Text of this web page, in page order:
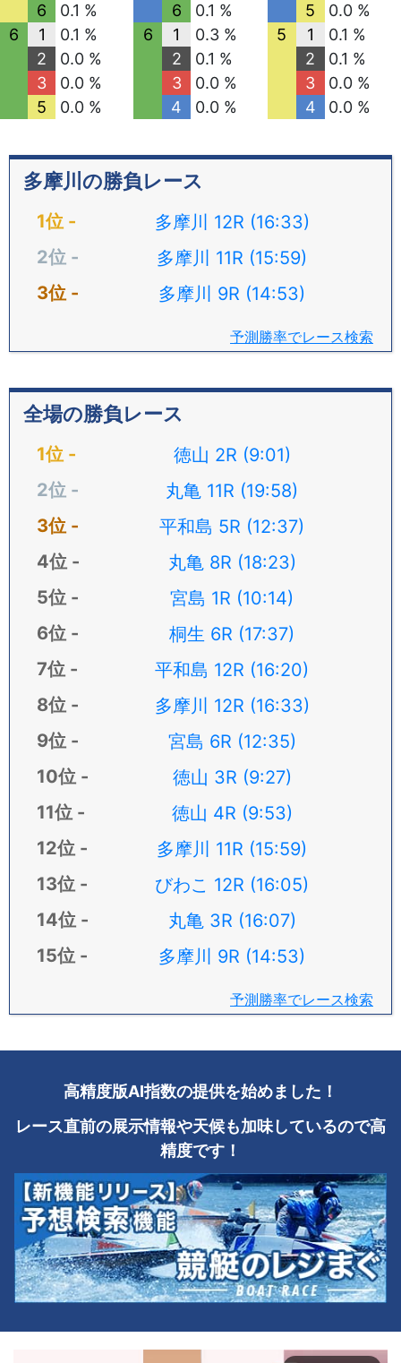
6
0.1 %
6
1
0.1 %
2
0.0 %
3
0.0 %
5
0.0 %
6
0.1 %
6
1
0.3 %
2
0.1 %
3
0.0 %
4
0.0 %
5
0.0 %
5
1
0.1 %
2
0.1 %
3
0.0 %
4
0.0 %
多摩川の勝負レース
多摩川 12R (16:33)
多摩川 11R (15:59)
多摩川 9R (14:53)
予測勝率でレース検索
全場の勝負レース
徳山 2R (9:01)
丸亀 11R (19:58)
平和島 5R (12:37)
丸亀 8R (18:23)
宮島 1R (10:14)
桐生 6R (17:37)
平和島 12R (16:20)
多摩川 12R (16:33)
宮島 6R (12:35)
徳山 3R (9:27)
徳山 4R (9:53)
多摩川 11R (15:59)
びわこ 12R (16:05)
丸亀 3R (16:07)
多摩川 9R (14:53)
予測勝率でレース検索
高精度版AI指数の提供を始めました！
レース直前の展示情報や天候も加味しているので高
精度です！